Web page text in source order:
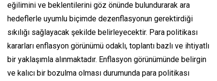
eğilimini ve beklentilerini göz önünde bulundurarak ara
hedeflerle uyumlu biçimde dezenflasyonun gerektirdiği
sıkılığı sağlayacak şekilde belirleyecektir. Para politikası
kararları enflasyon görünümü odaklı, toplantı bazlı ve ihtiyatlı
bir yaklaşımla alınmaktadır. Enflasyon görünümünde belirgin
ve kalıcı bir bozulma olması durumunda para politikası